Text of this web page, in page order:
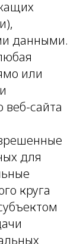
данными.
или
сайта
для
круга